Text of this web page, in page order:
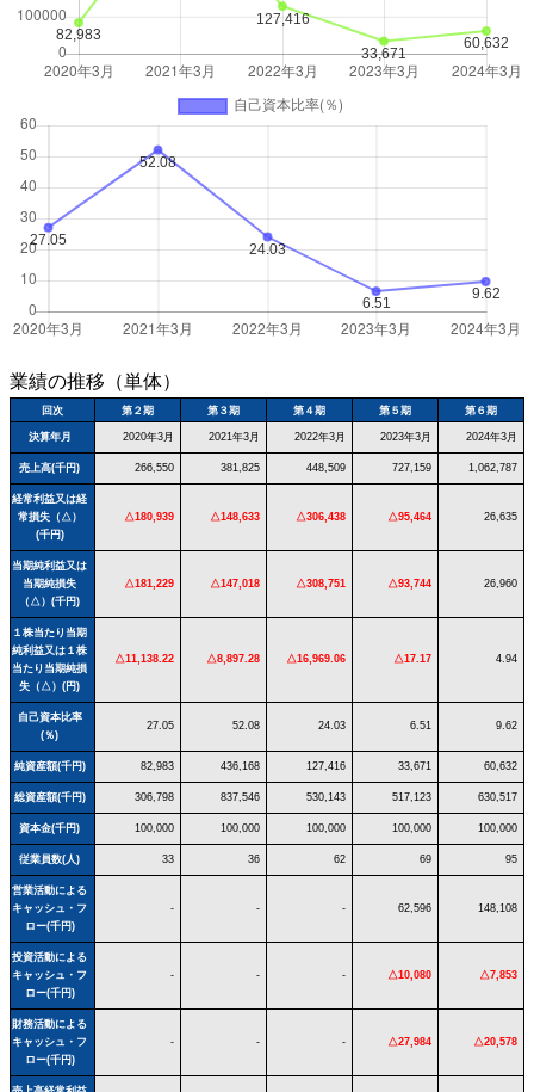
業績の推移（単体）
回次 第２期 第３期 第４期 第５期 第６期
決算年月 2020年3月 2021年3月 2022年3月 2023年3月 2024年3月
売上高(千円) 266,550 381,825 448,509 727,159 1,062,787
経常利益又は経
常損失（△）
(千円)
△180,939 △148,633 △306,438 △95,464 26,635
当期純利益又は
当期純損失
（△）(千円)
△181,229 △147,018 △308,751 △93,744 26,960
１株当たり当期
純利益又は１株
当たり当期純損
失（△）(円)
△11,138.22 △8,897.28 △16,969.06 △17.17 4.94
自己資本比率
(％)
27.05 52.08 24.03 6.51 9.62
純資産額(千円) 82,983 436,168 127,416 33,671 60,632
総資産額(千円) 306,798 837,546 530,143 517,123 630,517
資本金(千円) 100,000 100,000 100,000 100,000 100,000
従業員数(人) 33 36 62 69 95
営業活動による
キャッシュ・フ
ロー(千円)
- - - 62,596 148,108
投資活動による
キャッシュ・フ
ロー(千円)
- - - △10,080 △7,853
財務活動による
キャッシュ・フ
ロー(千円)
- - - △27,984 △20,578